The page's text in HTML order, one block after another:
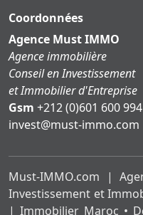
Coordonnées
Agence Must IMMO
Agence immobilière
Conseil en Investissement
et Immobilier d'Entreprise
Gsm +212 (0)601 600 994
moc.ommi-tsum@tsevni
Must-IMMO.com |
Investissement et
| Immobilier Maroc •